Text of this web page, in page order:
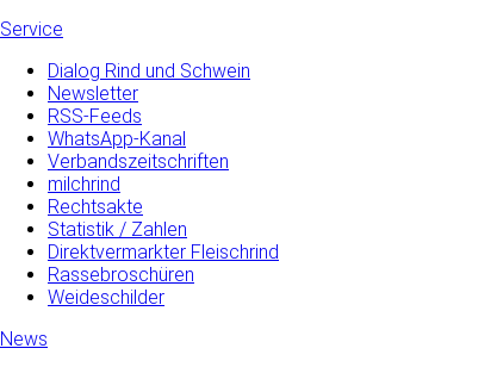
Service
Dialog Rind und Schwein
Newsletter
RSS-Feeds
WhatsApp-Kanal
Verbandszeitschriften
milchrind
Rechtsakte
Statistik / Zahlen
Direktvermarkter Fleischrind
Rassebroschüren
Weideschilder
News